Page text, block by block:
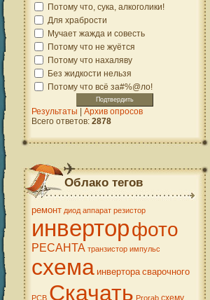
Потому что, сука, алкоголики!
Для храбрости
Мучает жажда и совесть
Потому что не жуётся
Потому что нахаляву
Без жидкости нельзя
Потому что всё за#%@ло!
Результаты | Архив опросов
Всего ответов: 2878
Облако тегов
ремонт диод аппарат резистор
инверторфото
РЕСАНТА транзистор импульс
схема инвертора сварочного
PCB Скачать Prorab